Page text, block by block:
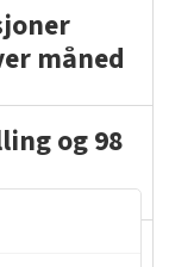
måned
og 98